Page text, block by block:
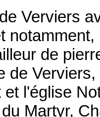
Verviers
de
de
et l'église
Martyr,